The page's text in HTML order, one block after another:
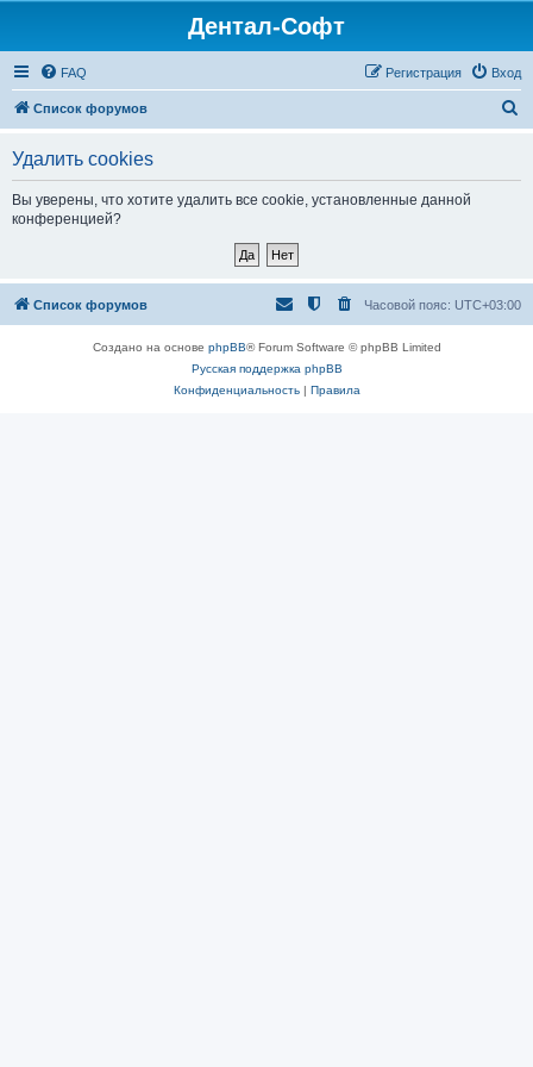
Дентал-Софт
FAQ Вход
Регистрация
Список форумов
Удалить cookies
Вы уверены, что хотите удалить все cookie, установленные данной
конференцией?
Список форумов Часовой пояс: UTC+03:00
Создано на основе phpBB® Forum Software © phpBB Limited
Русская поддержка phpBB
Конфиденциальность| Правила